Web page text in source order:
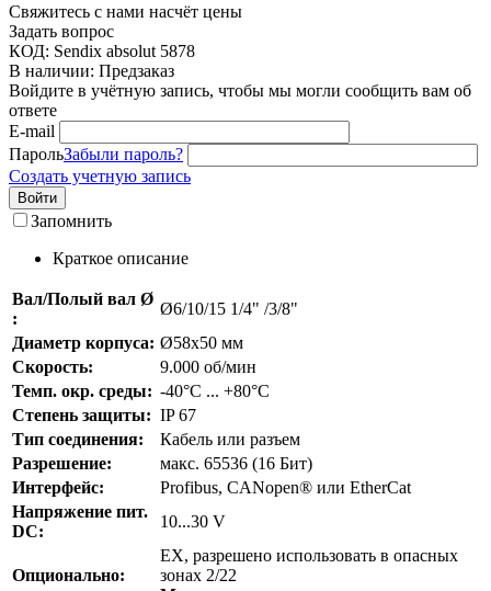
Свяжитесь с нами насчёт цены
Задать вопрос
КОД: Sendix absolut 5878
В наличии: Предзаказ
Войдите в учётную запись, чтобы мы могли сообщить вам об
ответе
E-mail
ПарольЗабыли пароль?
Создать учетную запись
Войти
Запомнить
Краткое описание
Вал/Полый вал Ø
:
Ø6/10/15 1/4" /3/8"
Диаметр корпуса: Ø58x50 мм
Скорость:
9.000 об/мин
Темп. окр. среды: -40°C ... +80°C
Степень защиты: IP 67
Тип соединения:
Кабель или разъем
Разрешение:
макс. 65536 (16 Бит)
Интерфейс:
Profibus, CANopen® или EtherCat
Напряжение пит.
DC:
10...30 V
Опционально:
EX, разрешено использовать в опасных
зонах 2/22